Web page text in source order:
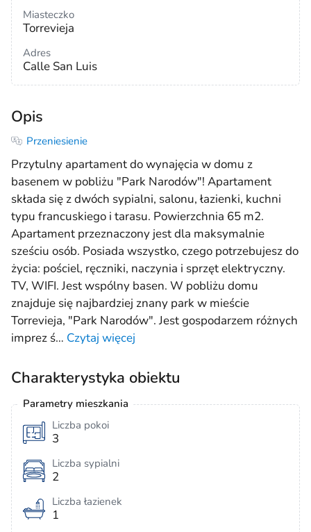
Miasteczko
Torrevieja
Adres
Calle San Luis
Opis
Przeniesienie
Przytulny apartament do wynajęcia w domu z
basenem w pobliżu "Park Narodów"! Apartament
składa się z dwóch sypialni, salonu, łazienki, kuchni
typu francuskiego i tarasu. Powierzchnia 65 m2.
Apartament przeznaczony jest dla maksymalnie
sześciu osób. Posiada wszystko, czego potrzebujesz do
życia: pościel, ręczniki, naczynia i sprzęt elektryczny.
TV, WIFI. Jest wspólny basen. W pobliżu domu
znajduje się najbardziej znany park w mieście
Torrevieja, "Park Narodów". Jest gospodarzem różnych
imprez ś… Czytaj więcej
Charakterystyka obiektu
Parametry mieszkania
Liczba pokoi
3
Liczba sypialni
2
Liczba łazienek
1